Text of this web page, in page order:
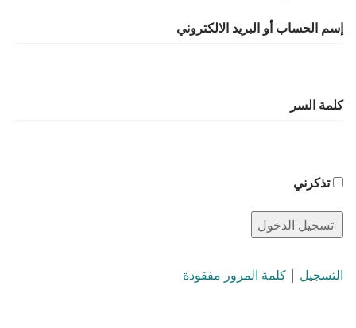
إسم الحساب أو البريد الالكتروني
كلمة السر
تذكرني
التسجيل | كلمة المرور مفقودة